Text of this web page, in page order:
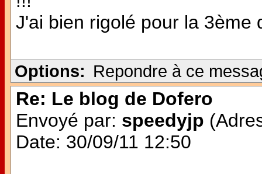
J'ai bien rigolé pour la 3ème
Options: Repondre à ce
Re: Le blog de Dofero
Envoyé par: speedyjp
Date: 30/09/11 12:50